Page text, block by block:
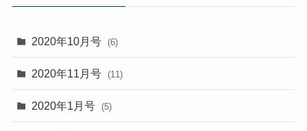
2020年10月号 (6)
2020年11月号 (11)
2020年1月号 (5)